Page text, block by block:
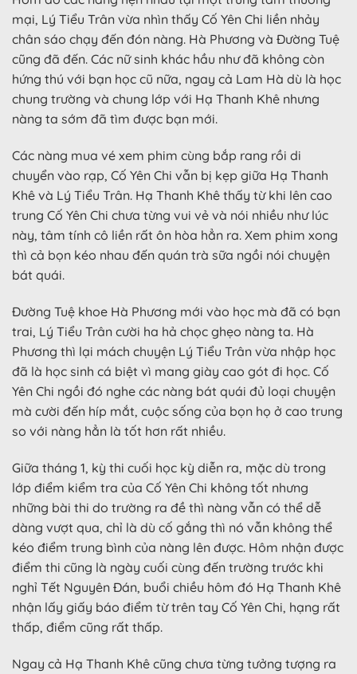
mại, Lý Tiểu Trân vừa nhìn thấy Cố Yên Chi liền nhảy
chân sáo chạy đến đón nàng. Hà Phương và Đường Tuệ
cũng đã đến. Các nữ sinh khác hầu như đã không còn
hứng thú với bạn học cũ nữa, ngay cả Lam Hà dù là học
chung trường và chung lớp với Hạ Thanh Khê nhưng
nàng ta sớm đã tìm được bạn mới.
Các nàng mua vé xem phim cùng bắp rang rồi di
chuyển vào rạp, Cố Yên Chi vẫn bị kẹp giữa Hạ Thanh
Khê và Lý Tiểu Trân. Hạ Thanh Khê thấy từ khi lên cao
trung Cố Yên Chi chưa từng vui vẻ và nói nhiều như lúc
này, tâm tính cô liền rất ôn hòa hẳn ra. Xem phim xong
thì cả bọn kéo nhau đến quán trà sữa ngồi nói chuyện
bát quái.
Đường Tuệ khoe Hà Phương mới vào học mà đã có bạn
trai, Lý Tiểu Trân cười ha hả chọc ghẹo nàng ta. Hà
Phương thì lại mách chuyện Lý Tiểu Trân vừa nhập học
đã là học sinh cá biệt vì mang giày cao gót đi học. Cố
Yên Chi ngồi đó nghe các nàng bát quái đủ loại chuyện
mà cười đến híp mắt, cuộc sống của bọn họ ở cao trung
so với nàng hẳn là tốt hơn rất nhiều.
Giữa tháng 1, kỳ thi cuối học kỳ diễn ra, mặc dù trong
lớp điểm kiểm tra của Cố Yên Chi không tốt nhưng
những bài thi do trường ra đề thì nàng vẫn có thể dễ
dàng vượt qua, chỉ là dù cố gắng thì nó vẫn không thể
kéo điểm trung bình của nàng lên được. Hôm nhận được
điểm thi cũng là ngày cuối cùng đến trường trước khi
nghỉ Tết Nguyên Đán, buổi chiều hôm đó Hạ Thanh Khê
nhận lấy giấy báo điểm từ trên tay Cố Yên Chi, hạng rất
thấp, điểm cũng rất thấp.
Ngay cả Hạ Thanh Khê cũng chưa từng tưởng tượng ra